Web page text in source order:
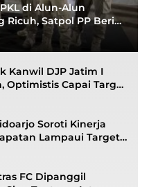
di Alun-Alun
Ricuh, Satpol PP Beri
Kanwil DJP Jatim I
Optimistis Capai Target
Soroti Kinerja
Lampaui Target
Jadi Surplus
FC Dipanggil